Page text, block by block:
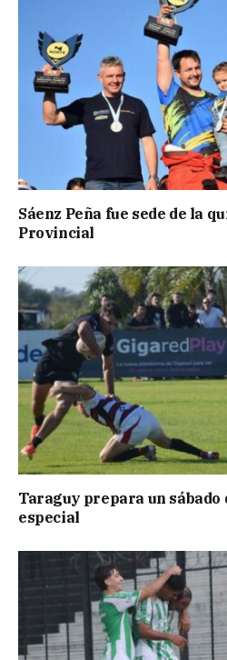
Sáenz Peña fue sede de la
Provincial
Taraguy prepara un sábado
especial